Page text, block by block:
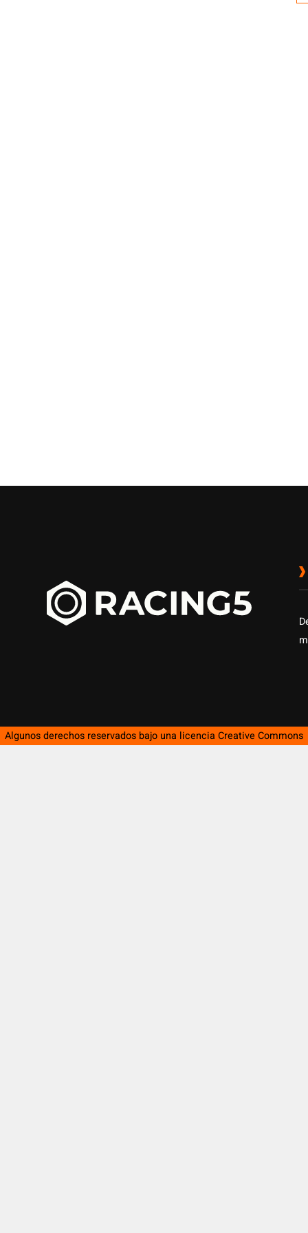
Algunos derechos reservados bajo una licencia Creative Commons